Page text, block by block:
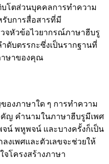
บโตส่วนบุคคลการทําความ
รับการสื่อสารที่มี
จหัวข้อไวยากรณ์ภาษาฮีบรู
บตรรกะซึ่งเป็นรากฐานที่
าษาของคุณ
องภาษาใด ๆ การทําความ
คัญ คํานามในภาษาฮีบรูมีเพศ
น์ พหูพจน์ และบางครั้งก็เป็น
งเพศและตัวเลขจะช่วยให้
โครงสร้างภาษา